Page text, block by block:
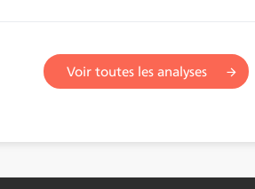
Voir toutes les analyses